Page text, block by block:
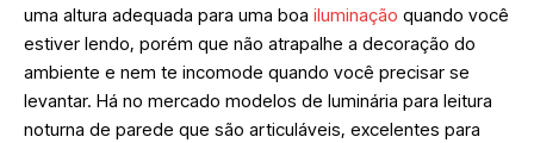
uma altura adequada para uma boa iluminação quando você
estiver lendo, porém que não atrapalhe a decoração do
ambiente e nem te incomode quando você precisar se
levantar. Há no mercado modelos de luminária para leitura
noturna de parede que são articuláveis, excelentes para